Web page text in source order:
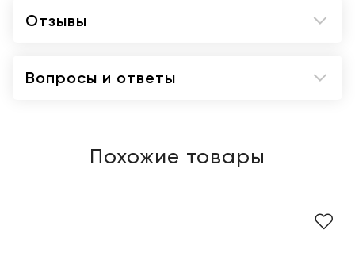
Отзывы
Вопросы и ответы
Похожие товары